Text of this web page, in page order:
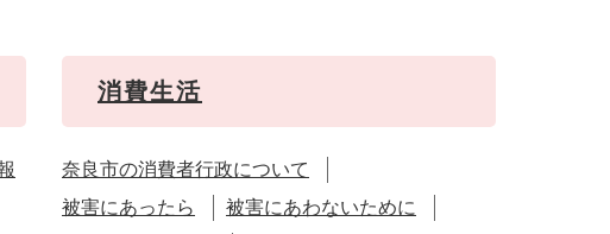
消費生活
奈良市の消費者行政について
被害にあったら
被害にあわないために